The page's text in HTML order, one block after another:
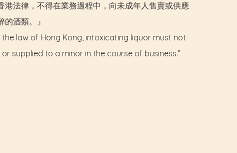
港法律，不得在業務過程中，向未成年人售賣或供應
的酒類。』
the law of Hong Kong, intoxicating liquor must not
supplied to a minor in the course of business.”